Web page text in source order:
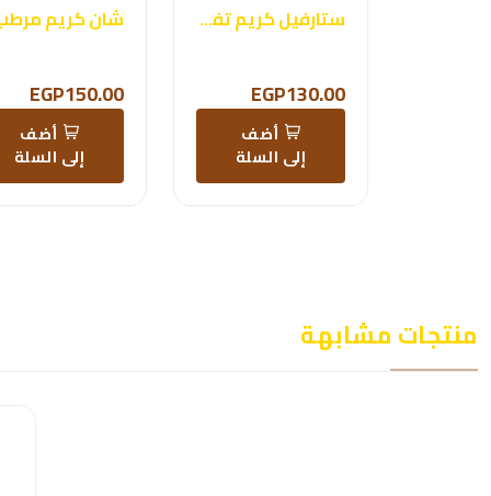
ستارفيل كريم تفتيح
EGP130.00
أضف
إلى السلة
شان كريم
EGP150.00
أضف
إلى السلة
منتجات مشابهة